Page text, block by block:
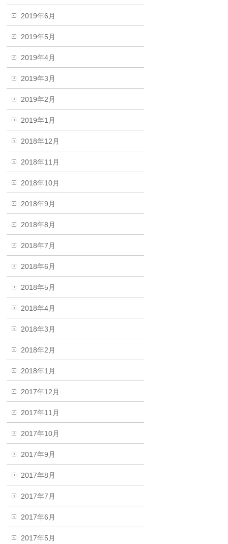
2019年6月
2019年5月
2019年4月
2019年3月
2019年2月
2019年1月
2018年12月
2018年11月
2018年10月
2018年9月
2018年8月
2018年7月
2018年6月
2018年5月
2018年4月
2018年3月
2018年2月
2018年1月
2017年12月
2017年11月
2017年10月
2017年9月
2017年8月
2017年7月
2017年6月
2017年5月